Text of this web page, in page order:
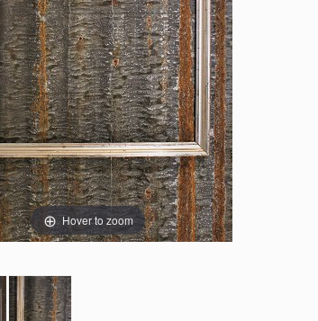
Hover to zoom